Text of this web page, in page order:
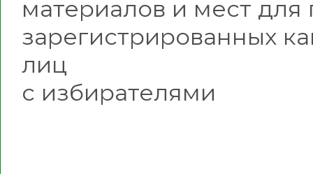
материалов и мест
зарегистрированных
лиц
с избирателями